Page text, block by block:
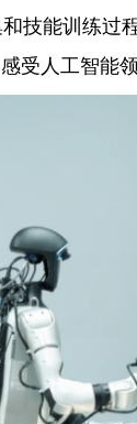
技能训练过
受人工智能领